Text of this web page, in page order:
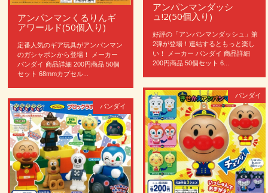
アンパンマンダッシ
ュ!2(50個入り)
好評の「アンパンマンダッシュ」第
2弾が登場！連結するともっと楽し
い！ メーカー バンダイ 商品詳細
200円商品 50個セット 6...
アンパンマンくるりんギ
アワールド(50個入り)
定番人気のギア玩具がアンパンマン
のガシャポンから登場！ メーカー
バンダイ 商品詳細 200円商品 50個
セット 68mmカプセル...
バンダイ
バンダイ